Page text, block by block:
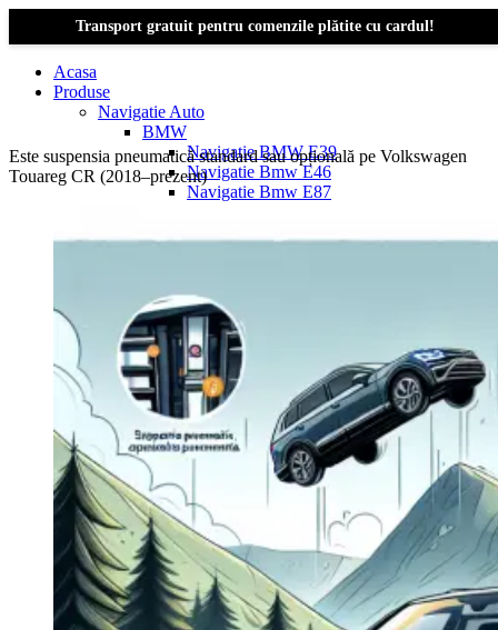
Transport gratuit pentru comenzile plătite cu cardul!
Acasa
Produse
Navigatie Auto
BMW
Navigație BMW E39
Navigatie Bmw E46
Navigatie Bmw E87
Navigatie Bmw Seria 1 E87
Navigatie Bmw X1
Navigatie Bmw X1 E84
Navigatie BMW X3
Navigatie BMW X3 E83
Navigatie BMW X3 f25
Dacia Logan
Navigație Dacia Logan 1 (2004–2012)
Navigație Dacia Logan 2 (2012–2020)
Navigație Dacia Logan 3 (2020–Prezent)
Dacia Duster
Navigatie Duster 2011
Navigatie Duster 2019
Audi
Navigatie Audi A3 8p
Navigatie Audi A4
Navigatie Audi A4 B6
Este suspensia pneumatică standard sau opțională pe Volkswagen
Touareg CR (2018–prezent)